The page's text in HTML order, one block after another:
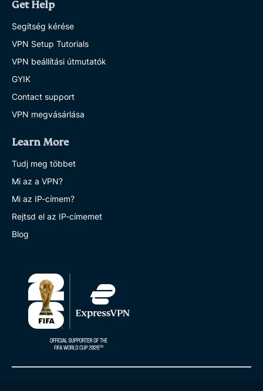
Get Help
Segítség kérése
VPN Setup Tutorials
VPN beállítási útmutatók
GYIK
Contact support
VPN megvásárlása
Learn More
Tudj meg többet
Mi az a VPN?
Mi az IP-címem?
Rejtsd el az IP-címemet
Blog